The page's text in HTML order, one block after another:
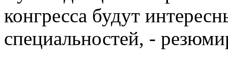
конгресса будут
специальностей, -